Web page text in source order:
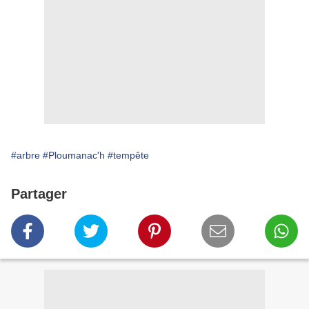
#arbre #Ploumanac'h #tempête
Partager